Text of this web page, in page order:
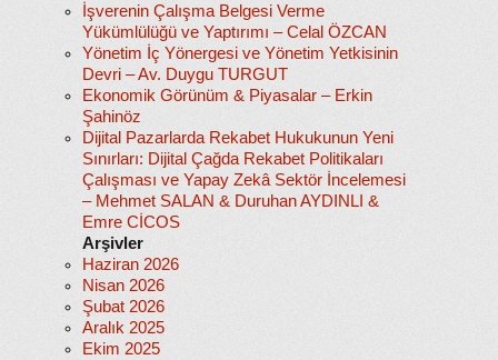
İşverenin Çalışma Belgesi Verme
Yükümlülüğü ve Yaptırımı – Celal ÖZCAN
Yönetim İç Yönergesi ve Yönetim Yetkisinin
Devri – Av. Duygu TURGUT
Ekonomik Görünüm & Piyasalar – Erkin
Şahinöz
Dijital Pazarlarda Rekabet Hukukunun Yeni
Sınırları: Dijital Çağda Rekabet Politikaları
Çalışması ve Yapay Zekâ Sektör İncelemesi
– Mehmet SALAN & Duruhan AYDINLI &
Emre CİCOS
Arşivler
Haziran 2026
Nisan 2026
Şubat 2026
Aralık 2025
Ekim 2025